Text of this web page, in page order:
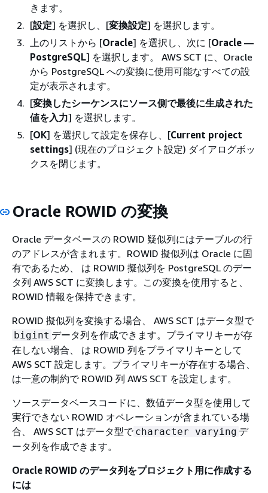
きます。
[設定] を選択し、[変換設定] を選択します。
上のリストから [Oracle] を選択し、次に [Oracle —
PostgreSQL] を選択します。 AWS SCT に、Oracle
から PostgreSQL への変換に使用可能なすべての設
定が表示されます。
[変換したシーケンスにソース側で最後に生成された
値を入力] を選択します。
[OK] を選択して設定を保存し、[Current project
settings] (現在のプロジェクト設定) ダイアログボッ
クスを閉じます。
Oracle ROWID の変換
Oracle データベースの ROWID 疑似列にはテーブルの行
のアドレスが含まれます。ROWID 擬似列は Oracle に固
有であるため、 は ROWID 擬似列を PostgreSQL のデー
タ列 AWS SCT に変換します。この変換を使用すると、
ROWID 情報を保持できます。
ROWID 擬似列を変換する場合、 AWS SCT はデータ型で
bigint データ列を作成できます。プライマリキーが存
在しない場合、 は ROWID 列をプライマリキーとして
AWS SCT 設定します。プライマリキーが存在する場合、
は一意の制約で ROWID 列 AWS SCT を設定します。
ソースデータベースコードに、数値データ型を使用して
実行できない ROWID オペレーションが含まれている場
合、 AWS SCT はデータ型で character varying デ
ータ列を作成できます。
Oracle ROWID のデータ列をプロジェクト用に作成する
には